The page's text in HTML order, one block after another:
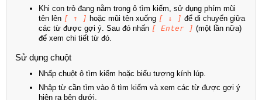
Khi con trỏ đang nằm trong ô tìm kiếm, sử dụng phím mũi
tên lên [ ↑ ] hoặc mũi tên xuống [ ↓ ] để di chuyển giữa
các từ được gợi ý. Sau đó nhấn [ Enter ] (một lần nữa)
để xem chi tiết từ đó.
Sử dụng chuột
Nhấp chuột ô tìm kiếm hoặc biểu tượng kính lúp.
Nhập từ cần tìm vào ô tìm kiếm và xem các từ được gợi ý
hiện ra bên dưới.